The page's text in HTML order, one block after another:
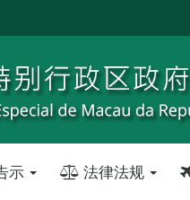
示 法律法规